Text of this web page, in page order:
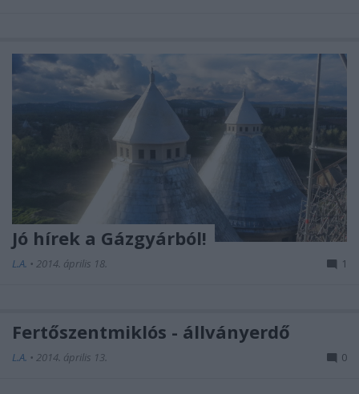
Jó hírek a Gázgyárból!
L.A. • 2014. április 18. 1
Fertőszentmiklós - állványerdő
L.A. • 2014. április 13. 0